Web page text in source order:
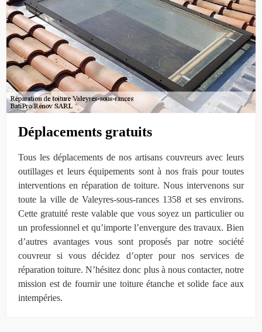
Déplacements gratuits
Tous les déplacements de nos artisans couvreurs avec leurs
outillages et leurs équipements sont à nos frais pour toutes
interventions en réparation de toiture. Nous intervenons sur
toute la ville de Valeyres-sous-rances 1358 et ses environs.
Cette gratuité reste valable que vous soyez un particulier ou
un professionnel et qu’importe l’envergure des travaux. Bien
d’autres avantages vous sont proposés par notre société
couvreur si vous décidez d’opter pour nos services de
réparation toiture. N’hésitez donc plus à nous contacter, notre
mission est de fournir une toiture étanche et solide face aux
intempéries.